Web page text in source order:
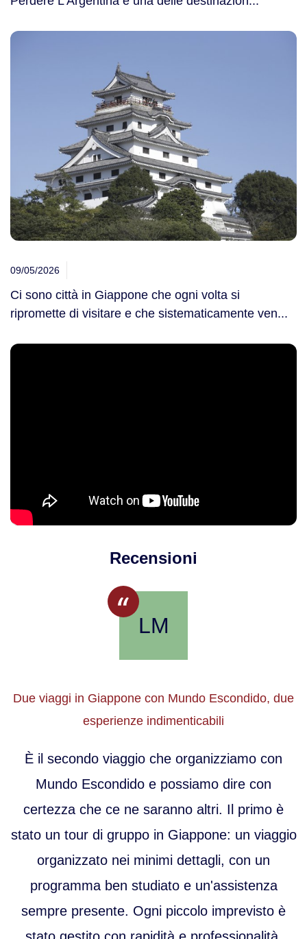
Viaggi in Colombia
Viaggi in Ecuador Galapagos
Viaggi in Peru'
09/05/2026
Ci sono città in Giappone che ogni volta si
ripromette di visitare e che sistematicamente ven...
Recensioni
LM
Due viaggi in Giappone con Mundo Escondido, due
esperienze indimenticabili
È il secondo viaggio che organizziamo con
Mundo Escondido e possiamo dire con
certezza che ce ne saranno altri. Il primo è
stato un tour di gruppo in Giappone: un viaggio
organizzato nei minimi dettagli, con un
programma ben studiato e un'assistenza
sempre presente. Ogni piccolo imprevisto è